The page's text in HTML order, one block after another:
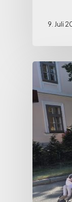
9. Juli